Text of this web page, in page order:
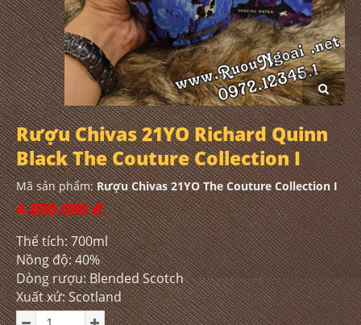
Rượu Chivas 21YO Richard Quinn
Black The Couture Collection I
Mã sản phẩm:Rượu Chivas 21YO The Couture Collection I
4.800.000 đ
Thể tích: 700ml
Nồng độ: 40%
Dòng rượu: Blended Scotch
Xuất xứ: Scotland